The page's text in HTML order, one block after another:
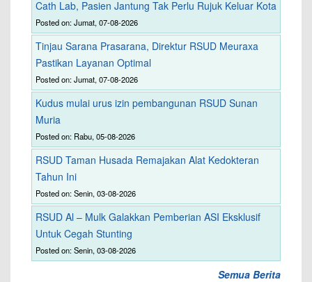
Cath Lab, Pasien Jantung Tak Perlu Rujuk Keluar Kota
Posted on: Jumat, 07-08-2026
Tinjau Sarana Prasarana, Direktur RSUD Meuraxa
Pastikan Layanan Optimal
Posted on: Jumat, 07-08-2026
Kudus mulai urus izin pembangunan RSUD Sunan
Muria
Posted on: Rabu, 05-08-2026
RSUD Taman Husada Remajakan Alat Kedokteran
Tahun Ini
Posted on: Senin, 03-08-2026
RSUD Al – Mulk Galakkan Pemberian ASI Eksklusif
Untuk Cegah Stunting
Posted on: Senin, 03-08-2026
Semua Berita